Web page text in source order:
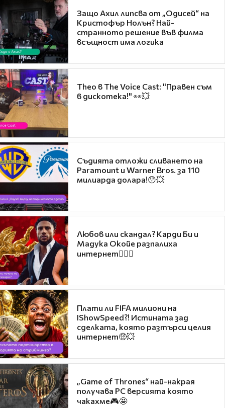
Защо Ахил липсва от „Одисей“ на
Кристофър Нолън? Най-
странното решение във филма
всъщност има логика
Theo в The Voice Cast: "Правен съм
в дискотека!" 👀💥
Съдията отложи сливането на
Paramount и Warner Bros. за 110
милиарда долара!😯💥
Любов или скандал? Карди Би и
Мадука Окойе разпалиха
интернет❤️‍🔥🔥
Плати ли FIFA милиони на
IShowSpeed?! Истината зад
сделката, която разтърси целия
интернет🤑💥
„Game of Thrones“ най-накрая
получава PC версията която
чакахме🎮🤩